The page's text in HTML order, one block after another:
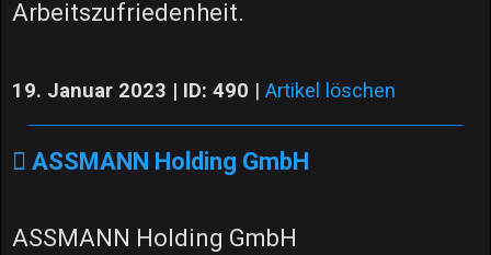
Arbeitszufriedenheit.
19. Januar 2023 | ID: 490 | Artikel löschen
ASSMANN Holding GmbH
ASSMANN Holding GmbH